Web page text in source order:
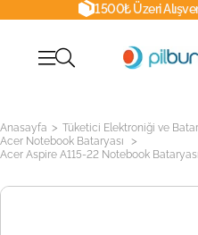
1500₺ Üzeri
Anasayfa > Tüketici Elektroniği ve
Acer Notebook Bataryası >
Acer Aspire A115-22 Notebook